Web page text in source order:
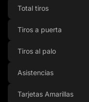
Total tiros
Tiros a puerta
Tiros al palo
Asistencias
Tarjetas Amarillas